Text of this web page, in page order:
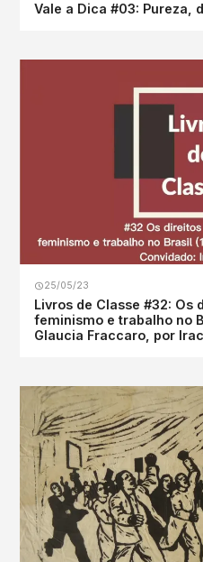
Vale a Dica #03: Pureza,
25/05/23
Livros de Classe #32: Os
feminismo e trabalho no
Glaucia Fraccaro, por